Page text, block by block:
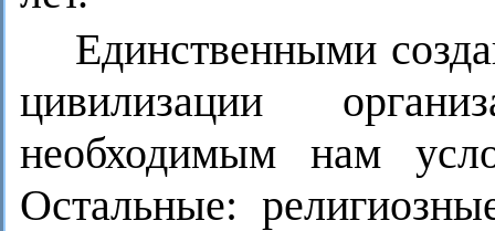
Единственными
цивилизации
необходимым нам
Остальные: